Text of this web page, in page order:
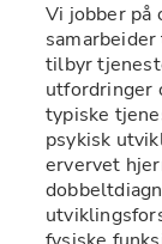
Vi jobber på
tilbyr
utfordringer
typiske
psykisk
ervervet